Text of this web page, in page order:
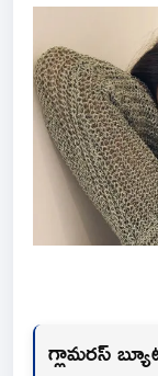
గ్లామరస్